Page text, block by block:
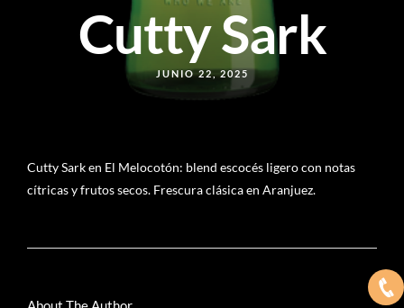
Cutty Sark
JUNIO 22, 2025
Cutty Sark en El Melocotón: blend escocés ligero con notas
cítricas y frutos secos. Frescura clásica en Aranjuez.